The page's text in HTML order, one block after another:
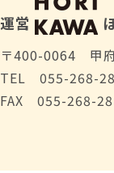
運営
〒400-0064 甲
TEL 055-268-
FAX 055-268-